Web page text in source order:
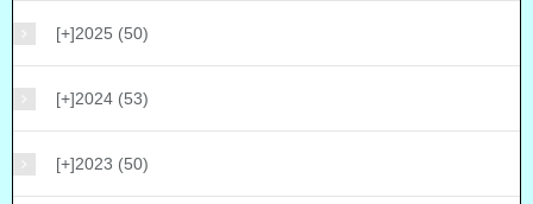
[+]2025 (50)
[+]2024 (53)
[+]2023 (50)